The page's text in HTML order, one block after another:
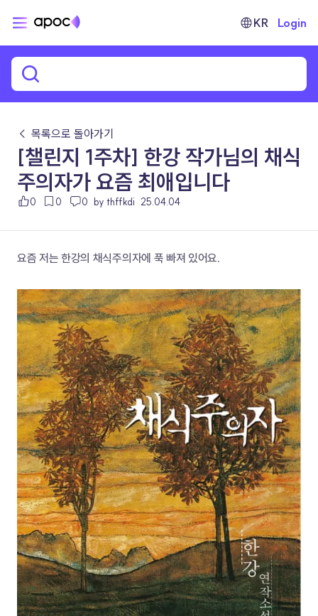
KR Login
← 목록으로 돌아가기
[챌린지 1주차] 한강 작가님의 채식
주의자가 요즘 최애입니다
0 0 0 by thffkdi 25.04.04
요즘 저는 한강의 채식주의자에 푹 빠져 있어요.